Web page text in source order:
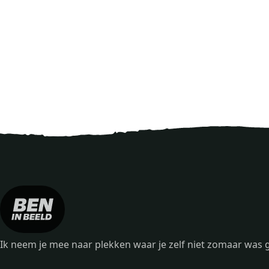
Ik neem je mee naar plekken waar je zelf niet zomaar was